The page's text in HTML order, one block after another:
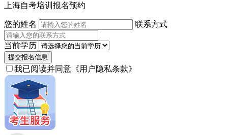
上海自考培训报名预约
您的姓名 联系方式
当前学历
提交报名信息
我已阅读并同意 《用户隐私条款》